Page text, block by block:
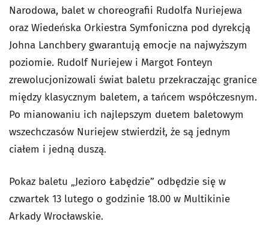
Narodowa, balet w choreografii Rudolfa Nuriejewa
oraz Wiedeńska Orkiestra Symfoniczna pod dyrekcją
Johna Lanchbery gwarantują emocje na najwyższym
poziomie. Rudolf Nuriejew i Margot Fonteyn
zrewolucjonizowali świat baletu przekraczając granice
między klasycznym baletem, a tańcem współczesnym.
Po mianowaniu ich najlepszym duetem baletowym
wszechczasów Nuriejew stwierdził, że są jednym
ciałem i jedną duszą.
Pokaz baletu „Jezioro Łabędzie” odbędzie się w
czwartek 13 lutego o godzinie 18.00 w Multikinie
Arkady Wrocławskie.